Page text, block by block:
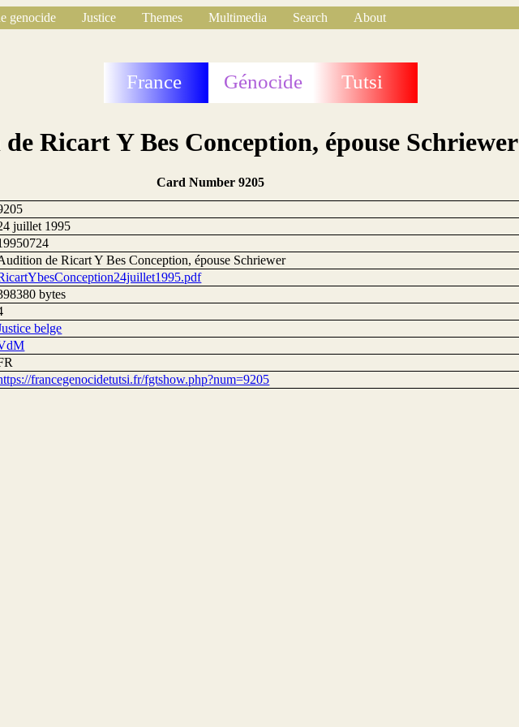
genocide Justice Themes Multimedia Search
About
France Génocide Tutsi
Ricart Y Bes Conception, épouse Schriewer
Card Number 9205
juillet 1995
de Ricart Y Bes Conception, épouse Schriewer
bytes
belge
francegenocidetutsi.fr/fgtshow.php?num=9205